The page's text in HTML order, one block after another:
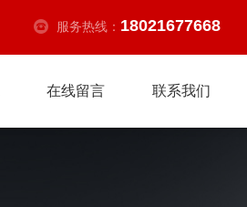
服务热线： 18021677668
在线留言 联系我们